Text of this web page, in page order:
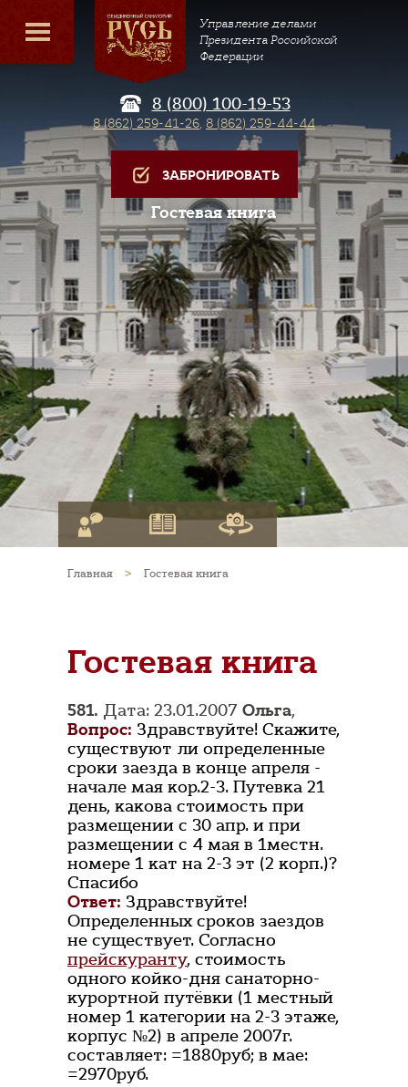
Управление делами
Президента Российской
Федерации
8 (800) 100-19-53
8 (862) 259-41-26, 8 (862) 259-44-44
ЗАБРОНИРОВАТЬ
Гостевая книга
Главная > Гостевая книга
Гостевая книга
581. Дата: 23.01.2007 Ольга,
Вопрос: Здравствуйте! Скажите,
существуют ли определенные
сроки заезда в конце апреля -
начале мая кор.2-3. Путевка 21
день, какова стоимость при
размещении с 30 апр. и при
размещении с 4 мая в 1местн.
номере 1 кат на 2-3 эт (2 корп.)?
Спасибо
Ответ: Здравствуйте!
Определенных сроков заездов
не существует. Согласно
прейскуранту, стоимость
одного койко-дня санаторно-
курортной путёвки (1 местный
номер 1 категории на 2-3 этаже,
корпус №2) в апреле 2007г.
составляет: =1880руб; в мае:
=2970руб.